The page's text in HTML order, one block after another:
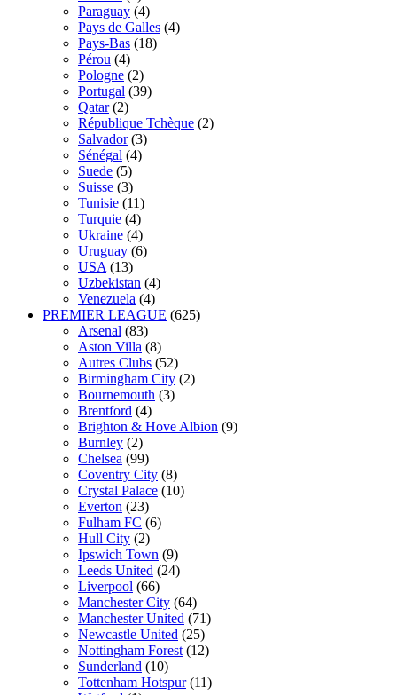
Paraguay (4)
Pays de Galles (4)
Pays-Bas (18)
Pérou (4)
Pologne (2)
Portugal (39)
Qatar (2)
République Tchèque (2)
Salvador (3)
Sénégal (4)
Suede (5)
Suisse (3)
Tunisie (11)
Turquie (4)
Ukraine (4)
Uruguay (6)
USA (13)
Uzbekistan (4)
Venezuela (4)
PREMIER LEAGUE (625)
Arsenal (83)
Aston Villa (8)
Autres Clubs (52)
Birmingham City (2)
Bournemouth (3)
Brentford (4)
Brighton & Hove Albion (9)
Burnley (2)
Chelsea (99)
Coventry City (8)
Crystal Palace (10)
Everton (23)
Fulham FC (6)
Hull City (2)
Ipswich Town (9)
Leeds United (24)
Liverpool (66)
Manchester City (64)
Manchester United (71)
Newcastle United (25)
Nottingham Forest (12)
Sunderland (10)
Tottenham Hotspur (11)